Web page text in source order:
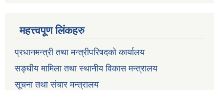
महत्त्वपूण लिंकहरु
प्रधानमन्त्री तथा मन्त्रीपरिषदको कार्यालय
सङ्घीय मामिला तथा स्थानीय विकास मन्त्रालय
सूचना तथा संचार मन्त्रालय